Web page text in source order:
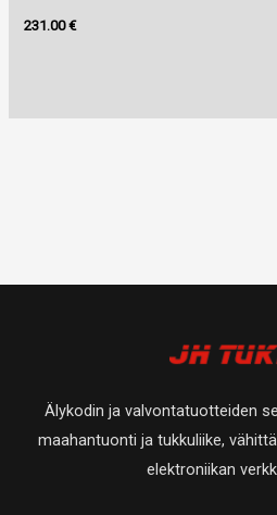
231.00€
Älykodin ja valvontatuotteiden
maahantuonti ja tukkuliike,
elektroniikan